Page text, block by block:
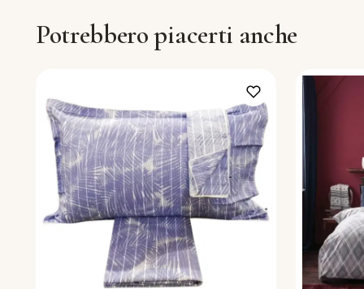
e Pigiami
Potrebbero piacerti anche